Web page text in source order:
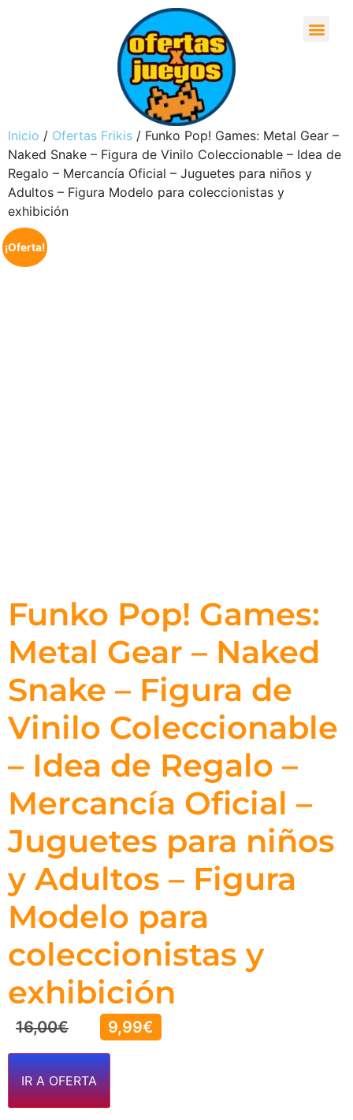
Inicio / Ofertas Frikis / Funko Pop! Games: Metal Gear –
Naked Snake – Figura de Vinilo Coleccionable – Idea de
Regalo – Mercancía Oficial – Juguetes para niños y
Adultos – Figura Modelo para coleccionistas y
exhibición
¡Oferta!
Funko Pop! Games:
Metal Gear – Naked
Snake – Figura de
Vinilo Coleccionable
– Idea de Regalo –
Mercancía Oficial –
Juguetes para niños
y Adultos – Figura
Modelo para
coleccionistas y
exhibición
16,00€ 9,99€
IR A OFERTA